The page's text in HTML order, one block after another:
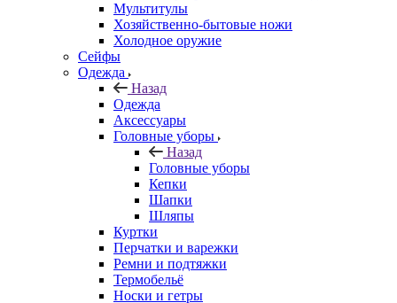
Мультитулы
Хозяйственно-бытовые ножи
Холодное оружие
Сейфы
Одежда
Назад
Одежда
Аксессуары
Головные уборы
Назад
Головные уборы
Кепки
Шапки
Шляпы
Куртки
Перчатки и варежки
Ремни и подтяжки
Термобельё
Носки и гетры